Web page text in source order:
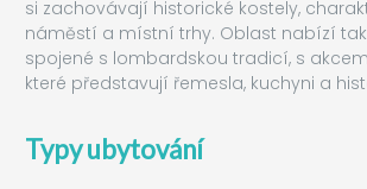
si zachovávají historické kostely,
náměstí a místní trhy. Oblast nabízí
spojené s lombardskou tradicí, s
které představují řemesla, kuchyni a
Typy ubytování